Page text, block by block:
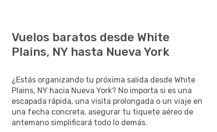
Vuelos baratos desde White
Plains, NY hasta Nueva York
¿Estás organizando tu próxima salida desde White
Plains, NY hacia Nueva York? No importa si es una
escapada rápida, una visita prolongada o un viaje en
una fecha concreta, asegurar tu tiquete aéreo de
antemano simplificará todo lo demás.